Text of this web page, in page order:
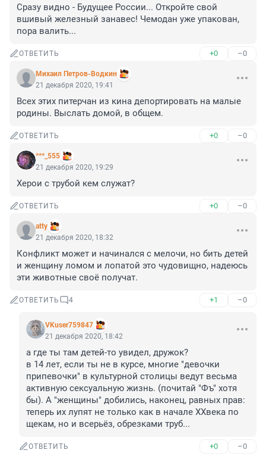
Сразу видно - Будущее России... Откройте свой
вшивый железный занавес! Чемодан уже упакован,
пора валить...
ОТВЕТИТЬ +0 –0
Михаил Петров-Водкин
21 декабря 2020, 19:41
Всех этих питерчан из кина депортировать на малые
родины. Выслать домой, в общем.
ОТВЕТИТЬ +0 –0
***_555
21 декабря 2020, 19:29
Херои с трубой кем служат?
ОТВЕТИТЬ +0 –0
atty
21 декабря 2020, 18:32
Конфликт может и начинался с мелочи, но бить детей
и женщину ломом и лопатой это чудовищно, надеюсь
эти животные своё получат.
ОТВЕТИТЬ 4 +1 –0
VKuser759847
21 декабря 2020, 18:42
а где ты там детей-то увидел, дружок?
в 14 лет, если ты не в курсе, многие "девочки
припевочки" в культурной столицы ведут весьма
активную сексуальную жизнь. (почитай "Фъ" хотя
бы). А "женщины" добились, наконец, равных прав:
теперь их лупят не только как в начале ХХвека по
щекам, но и всерьёз, обрезками труб...
ОТВЕТИТЬ +0 –0